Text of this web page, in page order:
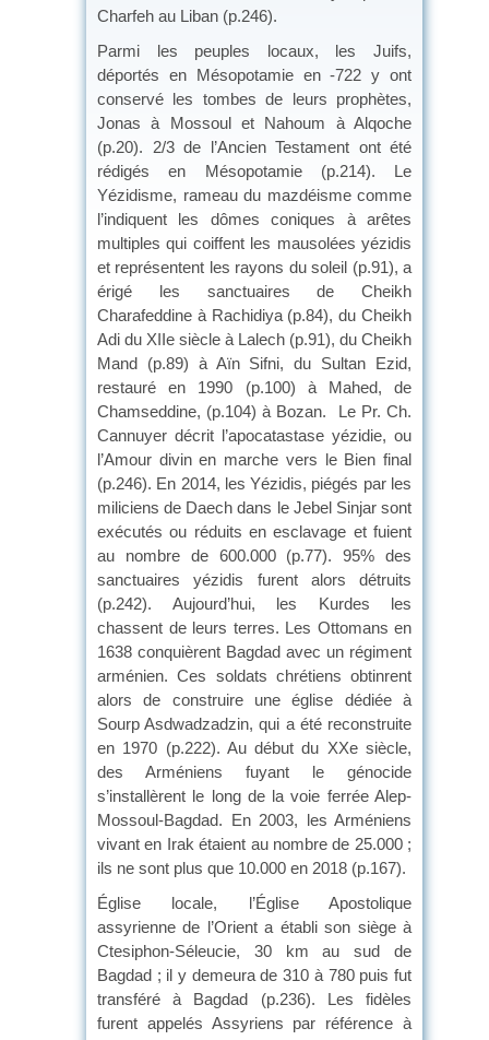
Charfeh au Liban (p.246).
Parmi les peuples locaux, les Juifs,
déportés en Mésopotamie en -722 y ont
conservé les tombes de leurs prophètes,
Jonas à Mossoul et Nahoum à Alqoche
(p.20). 2/3 de l’Ancien Testament ont été
rédigés en Mésopotamie (p.214). Le
Yézidisme, rameau du mazdéisme comme
l’indiquent les dômes coniques à arêtes
multiples qui coiffent les mausolées yézidis
et représentent les rayons du soleil (p.91), a
érigé les sanctuaires de Cheikh
Charafeddine à Rachidiya (p.84), du Cheikh
Adi du XIIe siècle à Lalech (p.91), du Cheikh
Mand (p.89) à Aïn Sifni, du Sultan Ezid,
restauré en 1990 (p.100) à Mahed, de
Chamseddine, (p.104) à Bozan. Le Pr. Ch.
Cannuyer décrit l’apocatastase yézidie, ou
l’Amour divin en marche vers le Bien final
(p.246). En 2014, les Yézidis, piégés par les
miliciens de Daech dans le Jebel Sinjar sont
exécutés ou réduits en esclavage et fuient
au nombre de 600.000 (p.77). 95% des
sanctuaires yézidis furent alors détruits
(p.242). Aujourd’hui, les Kurdes les
chassent de leurs terres. Les Ottomans en
1638 conquièrent Bagdad avec un régiment
arménien. Ces soldats chrétiens obtinrent
alors de construire une église dédiée à
Sourp Asdwadzadzin, qui a été reconstruite
en 1970 (p.222). Au début du XXe siècle,
des Arméniens fuyant le génocide
s’installèrent le long de la voie ferrée Alep-
Mossoul-Bagdad. En 2003, les Arméniens
vivant en Irak étaient au nombre de 25.000 ;
ils ne sont plus que 10.000 en 2018 (p.167).
Église locale, l’Église Apostolique
assyrienne de l’Orient a établi son siège à
Ctesiphon-Séleucie, 30 km au sud de
Bagdad ; il y demeura de 310 à 780 puis fut
transféré à Bagdad (p.236). Les fidèles
furent appelés Assyriens par référence à